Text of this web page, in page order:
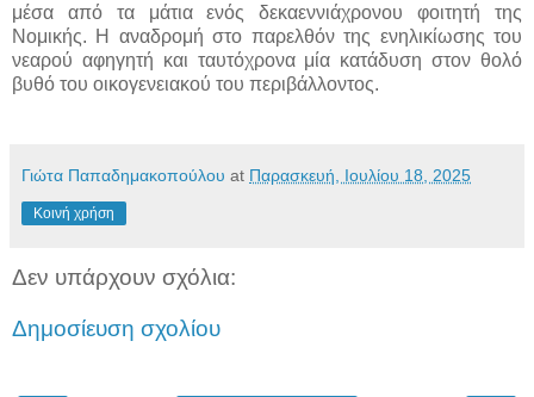
μέσα από τα μάτια ενός δεκαεννιάχρονου φοιτητή της
Νομικής. Η αναδρομή στο παρελθόν της ενηλικίωσης του
νεαρού αφηγητή και ταυτόχρονα μία κατάδυση στον θολό
βυθό του οικογενειακού του περιβάλλοντος.
Γιώτα Παπαδημακοπούλου at Παρασκευή, Ιουλίου 18, 2025
Κοινή χρήση
Δεν υπάρχουν σχόλια:
Δημοσίευση σχολίου